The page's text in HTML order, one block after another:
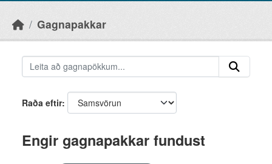
Gagnapakkar
Raða eftir
Engir gagnapakkar fundust